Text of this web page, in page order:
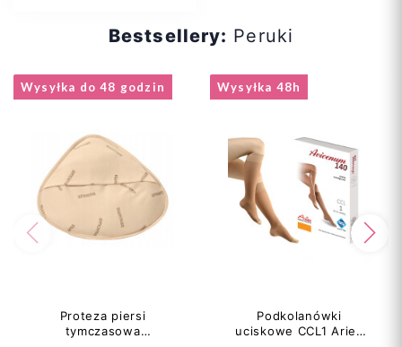
80D
85A
+25
Bestsellery: Peruki
Proteza piersi
tymczasowa
Wysyłka do 48 godzin
Podkolanówki
uciskowe CCL1 Aries
Wysyłka 48h
Poprzedni